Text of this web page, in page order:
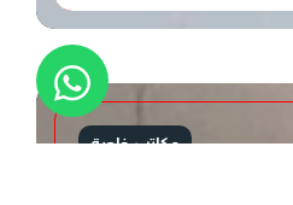
مكاتب خاصة